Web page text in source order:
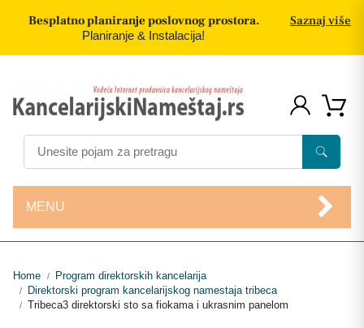
Besplatno planiranje poslovnog prostora.
Planiranje & Instalacija!
Saznaj više
MENU
Home / Program direktorskih kancelarija
/ Direktorski program kancelarijskog namestaja tribeca
/ Tribeca3 direktorski sto sa fiokama i ukrasnim panelom